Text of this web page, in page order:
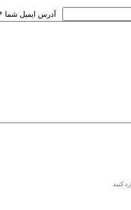
* آدرس ايميل شما
كنيد